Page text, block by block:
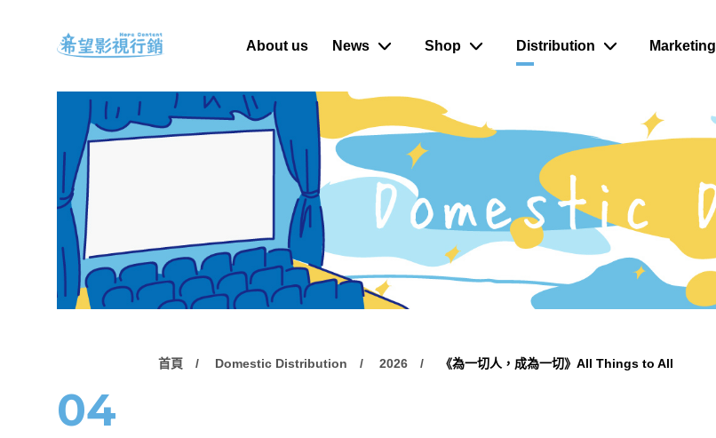
About us News Shop Distribution Marketing
04
首頁 Domestic Distribution 2026 《為一切人，成為一切》All Things to All